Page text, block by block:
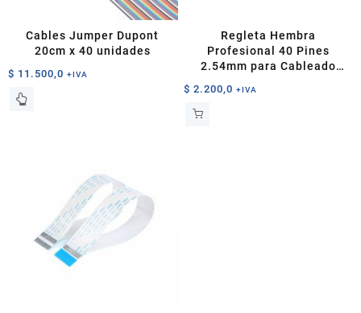
Cables Jumper Dupont
20cm x 40 unidades
$ 11.500,0 +IVA
Este
pueden
Regleta Hembra
Profesional 40 Pines
2.54mm para Cableado
$ 2.200,0 +IVA